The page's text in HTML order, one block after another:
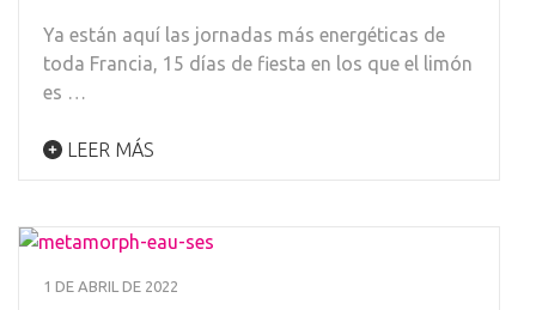
Ya están aquí las jornadas más energéticas de
toda Francia, 15 días de fiesta en los que el limón
es …
LEER MÁS
1 DE ABRIL DE 2022